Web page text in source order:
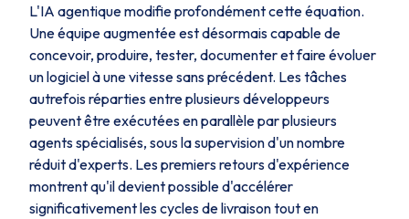
L'IA agentique modifie profondément cette équation.
Une équipe augmentée est désormais capable de
concevoir, produire, tester, documenter et faire évoluer
un logiciel à une vitesse sans précédent. Les tâches
autrefois réparties entre plusieurs développeurs
peuvent être exécutées en parallèle par plusieurs
agents spécialisés, sous la supervision d'un nombre
réduit d'experts. Les premiers retours d'expérience
montrent qu'il devient possible d'accélérer
significativement les cycles de livraison tout en